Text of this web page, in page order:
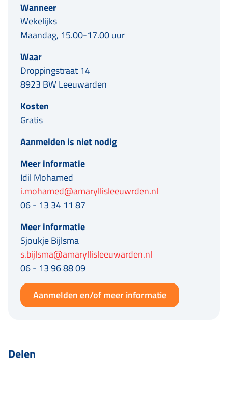
Wanneer
Wekelijks
Maandag, 15.00-17.00 uur
Waar
Droppingstraat 14
8923 BW Leeuwarden
Kosten
Gratis
Aanmelden is niet nodig
Meer informatie
Idil Mohamed
i.mohamed@amaryllisleeuwrden.nl
06 - 13 34 11 87
Meer informatie
Sjoukje Bijlsma
s.bijlsma@amaryllisleeuwarden.nl
06 - 13 96 88 09
Aanmelden en/of meer informatie
Delen